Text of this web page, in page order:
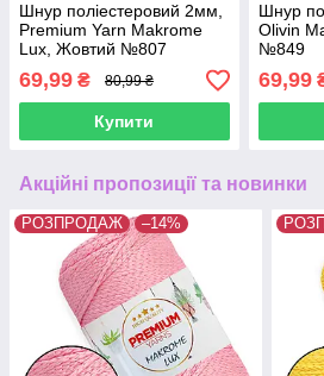
Шнур поліестеровий 2мм,
Premium Yarn Makrome
Lux, Жовтий №807
69,99 ₴ 80,99 ₴
Купити
Шнур
Olivin
№849
69,99
Акційні пропозиції та новинки
РОЗПРОДАЖ –14%